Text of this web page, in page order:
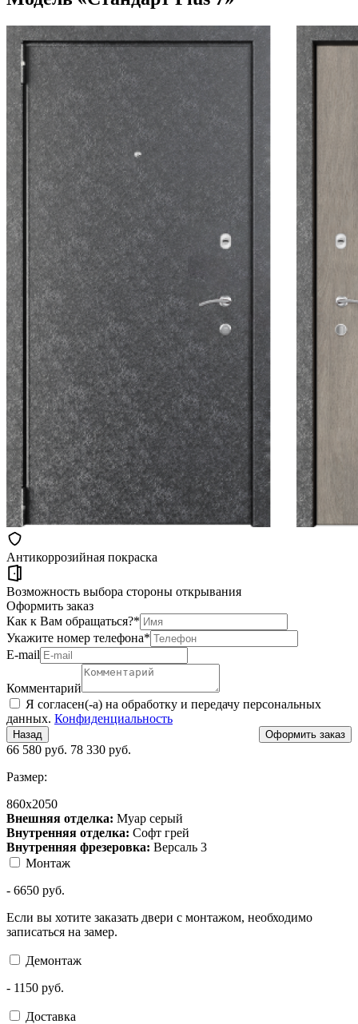
Антикоррозийная покраска
Возможность выбора стороны открывания
Оформить заказ
Как к Вам обращаться?*
Укажите номер телефона*
Е-mail
Комментарий
Я согласен(-а) на обработку и передачу персональных
данных. Конфиденциальность
Назад
66 580 руб. 78 330 руб.
Размер:
860х2050
Внешняя отделка: Муар серый
Внутренняя отделка: Софт грей
Внутренняя фрезеровка: Версаль 3
Монтаж
- 6650 руб.
Если вы хотите заказать двери с монтажом, необходимо
записаться на замер.
Демонтаж
- 1150 руб.
Доставка